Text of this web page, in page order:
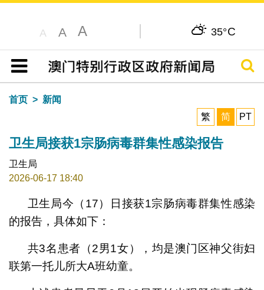
A A A 35°C
目录
搜寻
首页
新闻
繁
简 PT
卫生局接获1宗肠病毒群集性感染报告
卫生局
2026-06-17 18:40
卫生局今（17）日接获1宗肠病毒群集性感染
的报告，具体如下：
共3名患者（2男1女），均是澳门区神父街妇
联第一托儿所大A班幼童。